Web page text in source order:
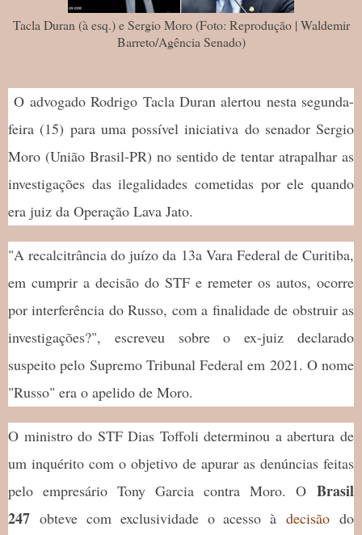
Tacla Duran (à esq.) e Sergio Moro (Foto: Reprodução | Waldemir
Barreto/Agência Senado)
O advogado Rodrigo Tacla Duran alertou nesta segunda-
feira (15) para uma possível iniciativa do senador Sergio
Moro (União Brasil-PR) no sentido de tentar atrapalhar as
investigações das ilegalidades cometidas por ele quando
era juiz da Operação Lava Jato.
"A recalcitrância do juízo da 13a Vara Federal de Curitiba,
em cumprir a decisão do STF e remeter os autos, ocorre
por interferência do Russo, com a finalidade de obstruir as
investigações?", escreveu sobre o ex-juiz declarado
suspeito pelo Supremo Tribunal Federal em 2021. O nome
"Russo" era o apelido de Moro.
O ministro do STF Dias Toffoli determinou a abertura de
um inquérito com o objetivo de apurar as denúncias feitas
pelo empresário Tony Garcia contra Moro. O Brasil
247 obteve com exclusividade o acesso àdecisão do